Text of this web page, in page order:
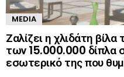
MEDIA
Ζαλίζει η χλιδάτη
των 15.000.000 δίπλα
εσωτερικό της που